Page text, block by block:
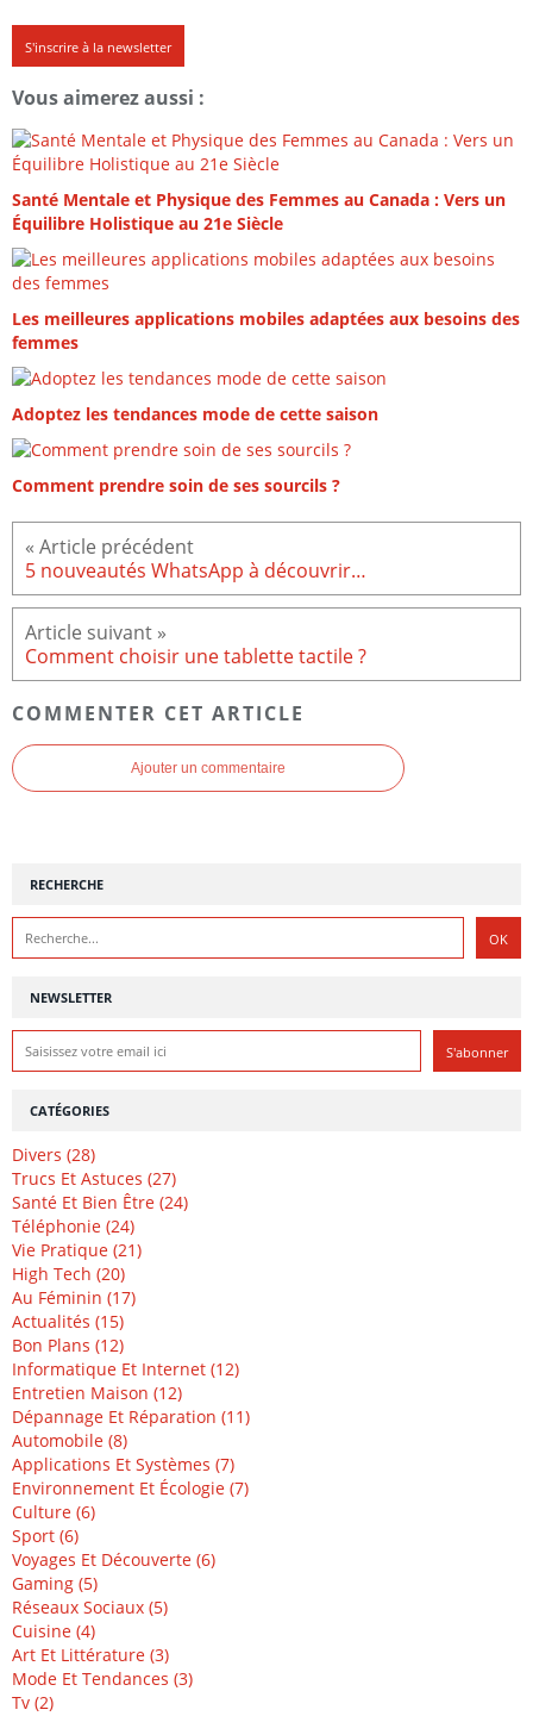
S'inscrire à la newsletter
Vous aimerez aussi :
Santé Mentale et Physique des Femmes au Canada : Vers un
Équilibre Holistique au 21e Siècle
Les meilleures applications mobiles adaptées aux besoins des
femmes
Adoptez les tendances mode de cette saison
Comment prendre soin de ses sourcils ?
5 nouveautés WhatsApp à découvrir…
Comment choisir une tablette tactile ?
COMMENTER CET ARTICLE
Ajouter un commentaire
NEWSLETTER
RECHERCHE
CATÉGORIES
Divers (28)
Trucs Et Astuces (27)
Santé Et Bien Être (24)
Téléphonie (24)
Vie Pratique (21)
High Tech (20)
Au Féminin (17)
Actualités (15)
Bon Plans (12)
Informatique Et Internet (12)
Entretien Maison (12)
Dépannage Et Réparation (11)
Automobile (8)
Applications Et Systèmes (7)
Environnement Et Écologie (7)
Culture (6)
Sport (6)
Voyages Et Découverte (6)
Gaming (5)
Réseaux Sociaux (5)
Cuisine (4)
Art Et Littérature (3)
Mode Et Tendances (3)
Tv (2)